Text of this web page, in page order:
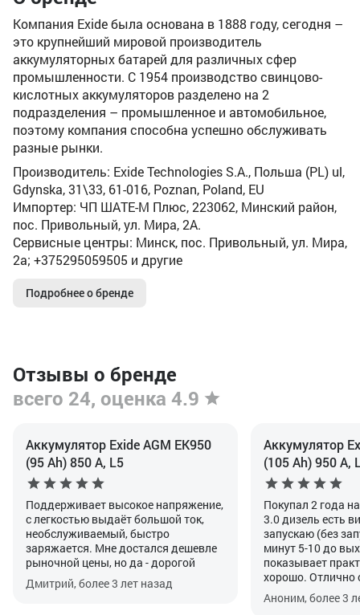
Компания Exide была основана в 1888 году, сегодня –
это крупнейший мировой производитель
аккумуляторных батарей для различных сфер
промышленности. C 1954 производство свинцово-
кислотных аккумуляторов разделено на 2
подразделения – промышленное и автомобильное,
поэтому компания способна успешно обслуживать
разные рынки.
Производитель: Exide Technologies S.A., Польша (PL) ul,
Gdynska, 31\33, 61-016, Poznan, Poland, EU
Импортер: ЧП ШАТЕ-М Плюс, 223062, Минский район,
пос. Привольный, ул. Мира, 2А.
Сервисные центры: Минск, пос. Привольный, ул. Мира,
2а; +375295059505 и другие
Подробнее о бренде
Отзывы о бренде
всего 24, оценка 4.9
Аккумулятор Exide AGM EK950
(95 Ah) 850 А, L5
Поддерживает высокое напряжение,
с легкостью выдаёт большой ток,
необслуживаемый, быстро
заряжается. Мне достался дешевле
рыночной цены, но да - дорогой
Дмитрий, более 3 лет назад
Аккумулятор
(105 Ah) 950 А,
Покупал 2 года
3.0 дизель есть
запускаю (без
минут 5-10 до
показывает
хорошо. Отлично
своей функцией.
прописать после
Аноним, более 3